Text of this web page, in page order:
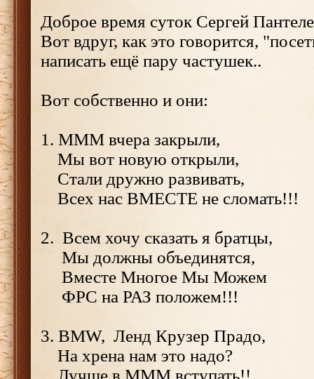
Доброе время суток Сергей
Вот вдруг, как это говорится,
написать ещё пару частушек..
Вот собственно и они:
1. МММ вчера закрыли,
Мы вот новую открыли,
Стали дружно развивать,
Всех нас ВМЕСТЕ не сломать!!!
2. Всем хочу сказать я братцы,
Мы должны объединятся,
Вместе Многое Мы Можем
ФРС на РАЗ положем!!!
3. BMW, Ленд Крузер Прадо,
На хрена нам это надо?
Лучше в МММ вступать!!